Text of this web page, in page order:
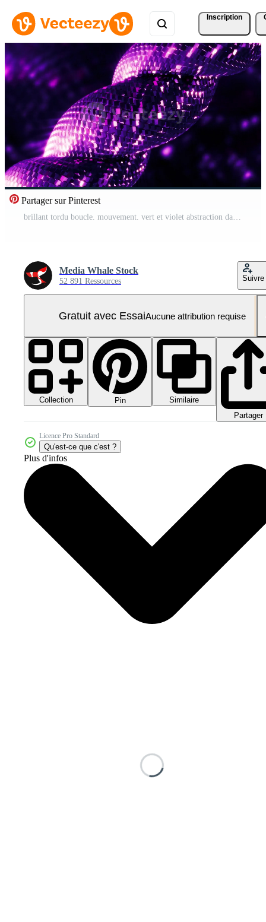
Inscription
Partager sur Pinterest
brillant tordu boucle. mouvement. vert et violet abstraction dans lequel une tordu boucle scintille et se déplace Vidéo Pro
Media Whale Stock
52 891 Ressources Suivre
Gratuit avec EssaiAucune attribution requise
Collection Pin
Similaire
Partager
Licence Pro Standard
Qu'est-ce que c'est ?
Plus d'infos